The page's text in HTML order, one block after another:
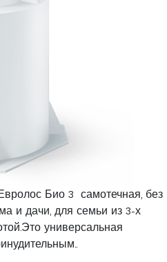
Био 3 самотечная, без
и дачи, для семьи из 3-х
универсальная